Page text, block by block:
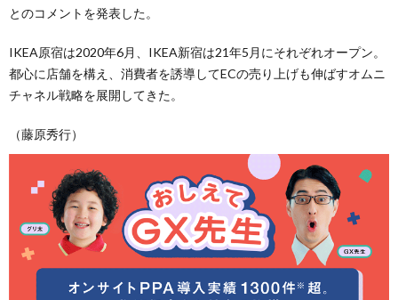
とのコメントを発表した。
IKEA原宿は2020年6月、IKEA新宿は21年5月にそれぞれオープン。
都心に店舗を構え、消費者を誘導してECの売り上げも伸ばすオムニ
チャネル戦略を展開してきた。
（藤原秀行）